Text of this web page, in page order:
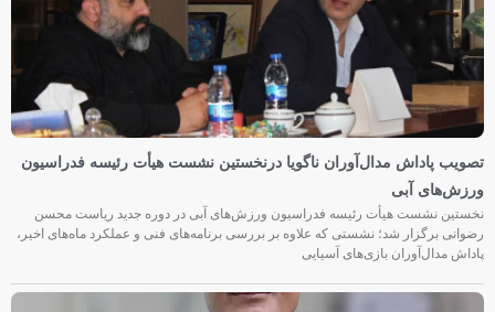
تصویب پاداش مدال‌آوران ناگویا درنخستین نشست هیأت رئیسه فدراسیون
ورزش‌های آبی
نخستین نشست هیأت رئیسه فدراسیون ورزش‌های آبی در دوره جدید ریاست محسن
رضوانی برگزار شد؛ نشستی که علاوه بر بررسی برنامه‌های فنی و عملکرد ماه‌های اخیر،
پاداش مدال‌آوران بازی‌های آسیایی